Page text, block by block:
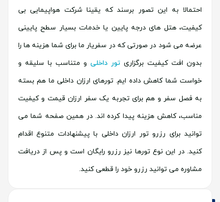
احتمالا به این تصور برسند که یقینا شرکت هواپیمایی بی
کیفیت، هتل های درجه پایین یا خدمات بسیار سطح پایینی
عرضه می شود در صورتی که در سفریار ما برای شما هزینه ها را
بدون افت کیفیت برگزاری تور داخلی و متناسب با سلیقه و
خواست شما کاهش داده ایم. تورهای ارزان داخلی ما هم بسته
به فصل سفر و هم برای تجربه یک سفر ارزان قیمت و کیفیت
مناسب، کاهش هزینه پیدا کرده اند. در همین صفحه شما می
توانید برای رزرو تور ارزان داخلی با پیشنهادات متنوع اقدام
کنید. در این نوع تورها نیز رزرو رایگان است و پس از دریافت
مشاوره می توانید رزرو خود را قطعی کنید.